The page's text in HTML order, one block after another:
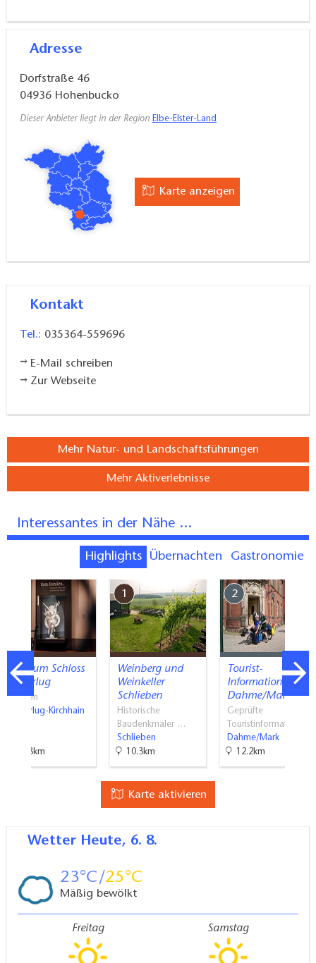
Adresse
Dorfstraße 46
04936 Hohenbucko
Dieser Anbieter liegt in der Region Elbe-Elster-Land
Karte anzeigen
Kontakt
Tel.: 035364-559696
E-Mail schreiben
Zur Webseite
Mehr Natur- und Landschaftsführungen
Mehr Aktiverlebnisse
Interessantes in der Nähe ...
Highlights Übernachten Gastronomie
Museum Schloss
Doberlug
Museen
Doberlug-Kirchhain
18.8km
1
Weinberg und
Weinkeller
Schlieben
Historische
Baudenkmäler …
Schlieben
10.3km
2
Tourist-
Information
Dahme/Mark
Geprüfte
Touristinformati…
Dahme/Mark
12.2km
Karte aktivieren
Wetter Heute, 6. 8.
23 25
Mäßig bewölkt
Freitag Samstag